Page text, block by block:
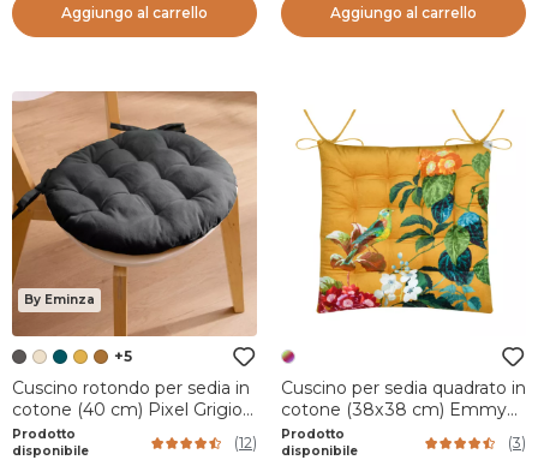
Aggiungo al carrello Aggiungo al carrello
By Eminza
+5
Cuscino rotondo per sedia in
cotone (40 cm) Pixel Grigio
antracite
Prodotto
disponibile
(12)
Cuscino per sedia quadrato in
cotone (38x38 cm) Emmy
Multicolore
Prodotto
disponibile
(3)